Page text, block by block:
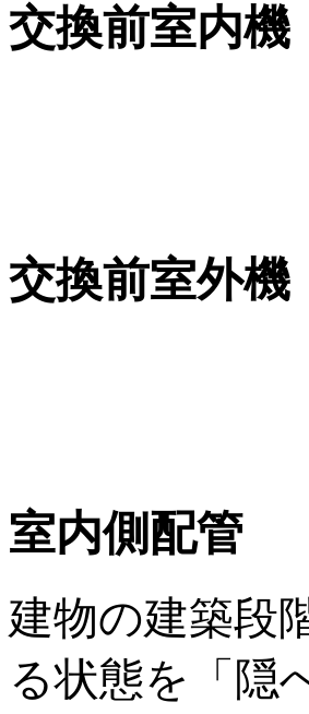
交換前室内機
交換前室外機
室内側配管
建物の建築段
る状態を「隠